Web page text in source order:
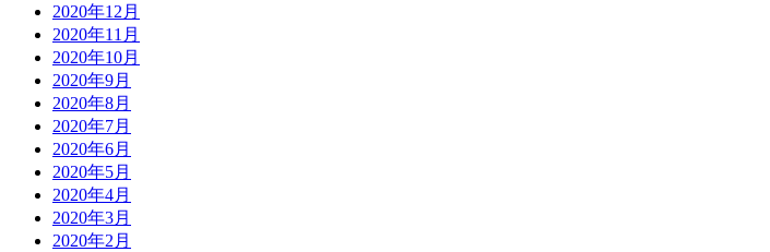
2020年12月
2020年11月
2020年10月
2020年9月
2020年8月
2020年7月
2020年6月
2020年5月
2020年4月
2020年3月
2020年2月